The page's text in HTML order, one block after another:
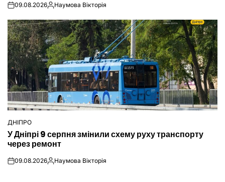
on09.08.2026Опубліковано
Наумова Вікторія
ОПУБЛІКУВАТИ
У
ДНІПРО
У Дніпрі 9 серпня змінили схему руху транспорту
через ремонт
on09.08.2026Опубліковано
Наумова Вікторія